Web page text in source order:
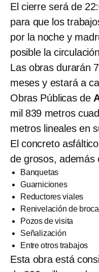
El cierre será de
para que los
por la noche y
posible la
Las obras durarán
meses y estará a
Obras Públicas de
mil 839 metros
metros lineales en
El concreto
de grosos, además
Banquetas
Guarniciones
Reductores viales
Renivelación de
Pozos de visita
Señalización
Entre otros trabajos
Esta obra está